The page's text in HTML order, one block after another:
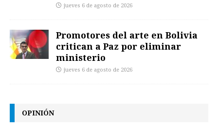
jueves 6 de agosto de 2026
Promotores del arte en Bolivia
critican a Paz por eliminar
ministerio
jueves 6 de agosto de 2026
OPINIÓN